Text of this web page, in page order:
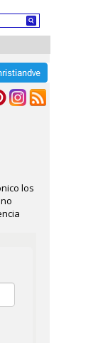
los